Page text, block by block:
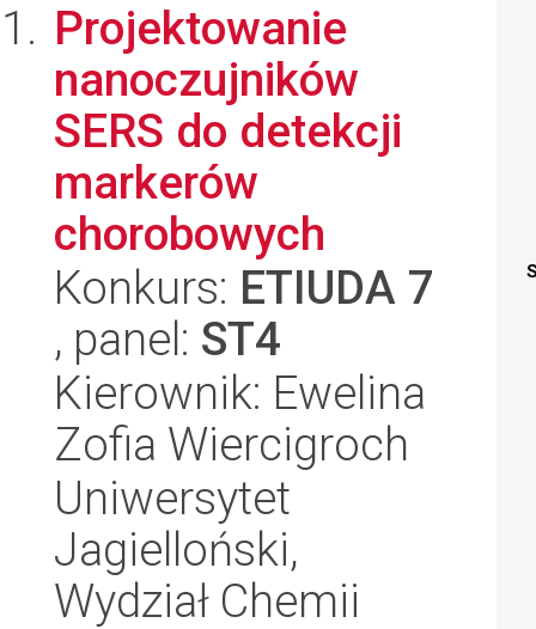
Projektowanie
nanoczujników
SERS do detekcji
markerów
chorobowych
Konkurs: ETIUDA 7
, panel: ST4
Kierownik: Ewelina
Zofia Wiercigroch
Uniwersytet
Jagielloński,
Wydział Chemii